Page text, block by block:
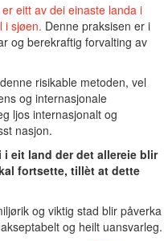
eitt av dei einaste landa i
i sjøen. Denne praksisen er i
og berekraftig forvalting av
risikable metoden, vel
og internasjonale
ljos internasjonalt og
nasjon.
eit land der det allereie blir
fortsette, tillèt at dette
og viktig stad blir påverka
og heilt uansvarleg.